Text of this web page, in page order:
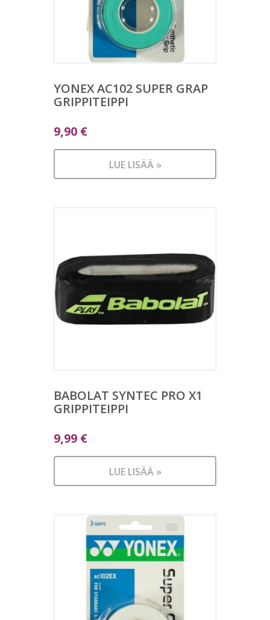
YONEX AC102 SUPER GRAP
GRIPPITEIPPI
9,90 €
LUE LISÄÄ »
BABOLAT SYNTEC PRO X1
GRIPPITEIPPI
9,99 €
LUE LISÄÄ »